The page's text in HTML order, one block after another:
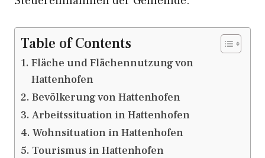
Table of Contents
Fläche und Flächennutzung von
Hattenhofen
Bevölkerung von Hattenhofen
Arbeitssituation in Hattenhofen
Wohnsituation in Hattenhofen
Tourismus in Hattenhofen